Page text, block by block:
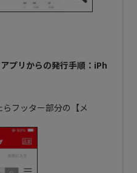
プリからの発行手順：iPh
フッター部分の【メ